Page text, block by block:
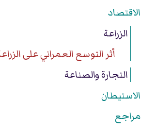
الاقتصاد
الزراعة
أثر التوسع العمراني على
التجارة والصناعة
الاستيطان
مراجع